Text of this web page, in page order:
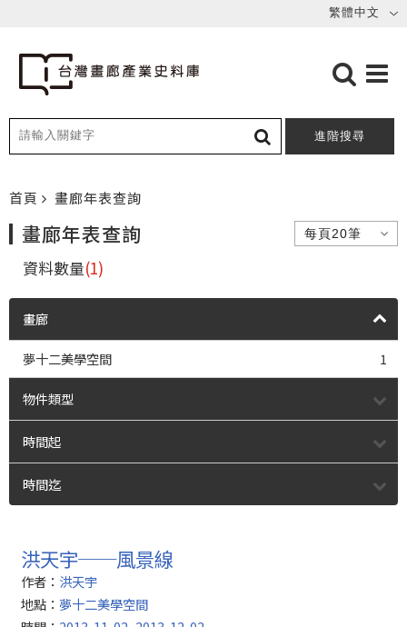
進階搜尋
首頁 畫廊年表查詢
畫廊年表查詢
資料數量(1)
畫廊
夢十二美學空間 1
物件類型
時間起
時間迄
洪天宇──風景線
作者： 洪天宇
地點： 夢十二美學空間